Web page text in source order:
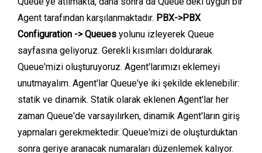
Agent tarafından karşılanmaktadır. PBX->PBX
Configuration -> Queues yolunu izleyerek Queue
sayfasına geliyoruz. Gerekli kısımları doldurarak
Queue'mizi oluşturuyoruz. Agent'larımızı eklemeyi
unutmayalım. Agent'lar Queue'ye iki şekilde eklenebilir:
statik ve dinamik. Statik olarak eklenen Agent'lar her
zaman Queue'de varsayılırken, dinamik Agent'ların giriş
yapmaları gerekmektedir. Queue'mizi de oluşturduktan
sonra geriye aranacak numaraları düzenlemek kalıyor.